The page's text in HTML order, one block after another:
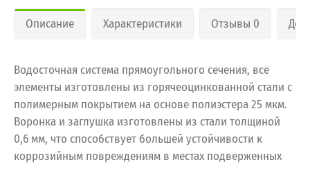
Описание Характеристики Отзывы 0
Водосточная система прямоугольного сечения, все
элементы изготовлены из горячеоцинкованной стали с
полимерным покрытием на основе полиэстера 25 мкм.
Воронка и заглушка изготовлены из стали толщиной
0,6 мм, что способствует большей устойчивости к
коррозийным повреждениям в местах подверженных